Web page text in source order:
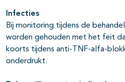
Infecties
Bij monitoring tijdens de
worden gehouden met het feit
koorts tijdens anti-TNF-alfa-
onderdrukt.